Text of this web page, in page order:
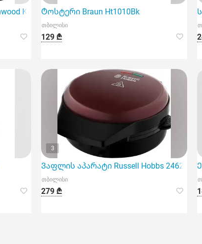
Kvc65.001Wh
Ტოსტერი Braun Ht1010Bk
თბილისი
129 ₾
3
Ვაფლის აპარატი Russell Hobbs 24620-
თბილისი
279 ₾